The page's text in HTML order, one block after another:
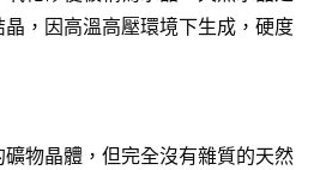
，因高溫高壓環境下生成，硬度
物晶體，但完全沒有雜質的天然